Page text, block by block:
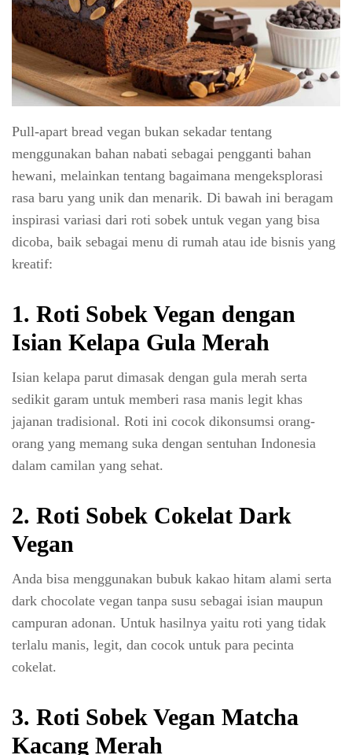
Pull-apart bread vegan bukan sekadar tentang
menggunakan bahan nabati sebagai pengganti bahan
hewani, melainkan tentang bagaimana mengeksplorasi
rasa baru yang unik dan menarik. Di bawah ini beragam
inspirasi variasi dari roti sobek untuk vegan yang bisa
dicoba, baik sebagai menu di rumah atau ide bisnis yang
kreatif:
1. Roti Sobek Vegan dengan
Isian Kelapa Gula Merah
Isian kelapa parut dimasak dengan gula merah serta
sedikit garam untuk memberi rasa manis legit khas
jajanan tradisional. Roti ini cocok dikonsumsi orang-
orang yang memang suka dengan sentuhan Indonesia
dalam camilan yang sehat.
2. Roti Sobek Cokelat Dark
Vegan
Anda bisa menggunakan bubuk kakao hitam alami serta
dark chocolate vegan tanpa susu sebagai isian maupun
campuran adonan. Untuk hasilnya yaitu roti yang tidak
terlalu manis, legit, dan cocok untuk para pecinta
cokelat.
3. Roti Sobek Vegan Matcha
Kacang Merah